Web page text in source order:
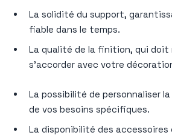
La solidité du support,
fiable dans le temps.
La qualité de la finition, qui doit
s’accorder avec votre
La possibilité de personnaliser
de vos besoins spécifiques.
La disponibilité des accessoires